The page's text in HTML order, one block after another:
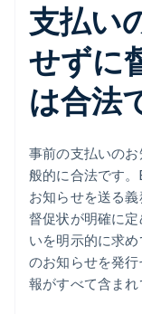
支払い
せずに
は合法
事前の支払いの
般的に合法です
お知らせを送る
督促状が明確に
いを明示的に求
のお知らせを発
報がすべて含まれ